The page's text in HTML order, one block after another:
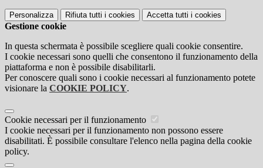
Personalizza Rifiuta tutti i cookies Accetta tutti i cookies
Gestione cookie
In questa schermata è possibile scegliere quali cookie consentire.
I cookie necessari sono quelli che consentono il funzionamento della
piattaforma e non è possibile disabilitarli.
Per conoscere quali sono i cookie necessari al funzionamento potete
visionare la COOKIE POLICY.
Cookie necessari per il funzionamento
I cookie necessari per il funzionamento non possono essere
disabilitati. È possibile consultare l'elenco nella pagina della cookie
policy.